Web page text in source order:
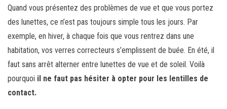
Quand vous présentez des problèmes de vue et que vous portez
des lunettes, ce n’est pas toujours simple tous les jours. Par
exemple, en hiver, à chaque fois que vous rentrez dans une
habitation, vos verres correcteurs s’emplissent de buée. En été, il
faut sans arrêt alterner entre lunettes de vue et de soleil. Voilà
pourquoi il ne faut pas hésiter à opter pour les lentilles de
contact.